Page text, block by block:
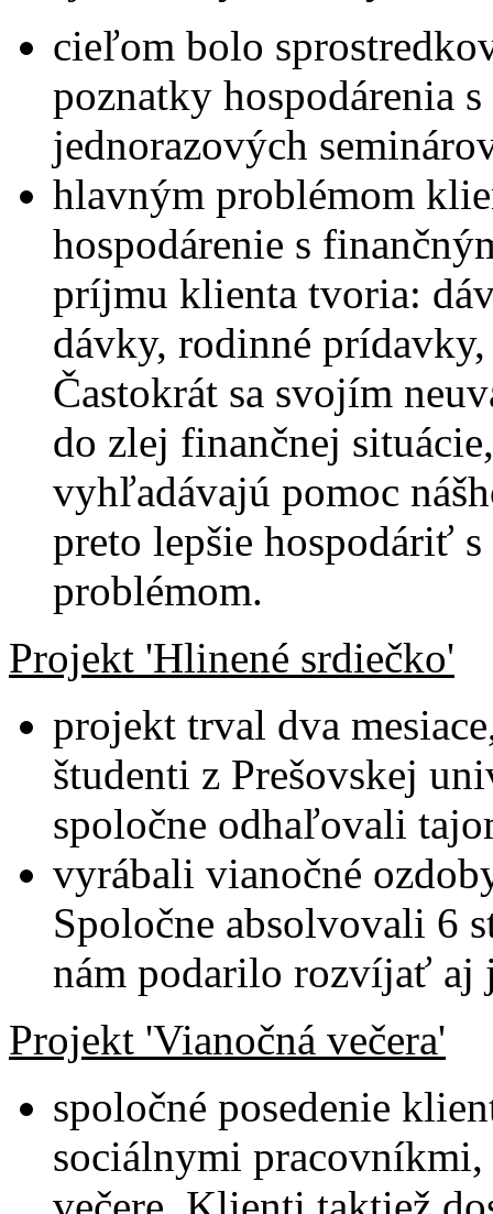
cieľom bolo
poznatky hospodárenia
jednorazových
hlavným problémom
hospodárenie s
príjmu klienta tvoria:
dávky, rodinné
Častokrát sa svojím
do zlej finančnej
vyhľadávajú pomoc
preto lepšie hospodáriť
problémom.
Projekt 'Hlinené srdiečko'
projekt trval dva
študenti z Prešovskej
spoločne odhaľovali
vyrábali vianočné
Spoločne absolvovali 6
nám podarilo rozvíjať aj
Projekt 'Vianočná večera'
spoločné posedenie
sociálnymi pracovníkmi,